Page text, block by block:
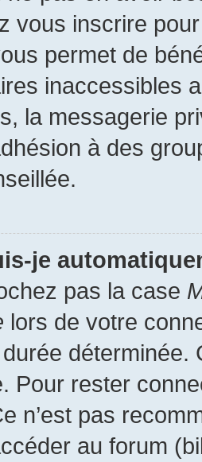
vous inscrire
permet de
inaccessibles
la messagerie
à des
je
pas la case
lors de votre
déterminée.
Pour rester
n’est pas
au forum